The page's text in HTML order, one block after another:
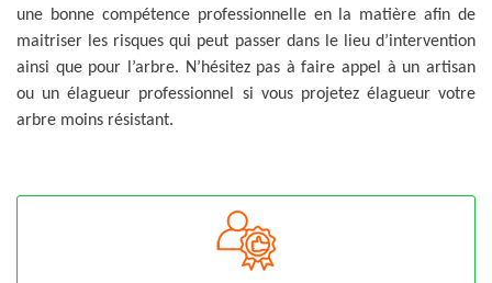
une bonne compétence professionnelle en la matière afin de
maitriser les risques qui peut passer dans le lieu d’intervention
ainsi que pour l’arbre. N’hésitez pas à faire appel à un artisan
ou un élagueur professionnel si vous projetez élagueur votre
arbre moins résistant.